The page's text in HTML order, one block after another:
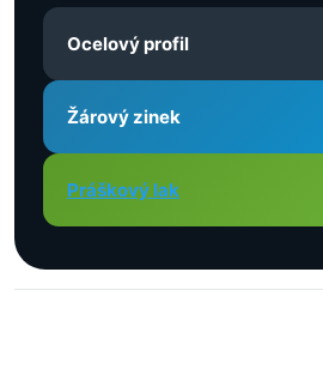
Ocelový profil
Žárový zinek
Práškový lak